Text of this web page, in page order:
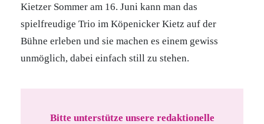
Kietzer Sommer am 16. Juni kann man das
spielfreudige Trio im Köpenicker Kietz auf der
Bühne erleben und sie machen es einem gewiss
unmöglich, dabei einfach still zu stehen.
Bitte unterstütze unsere redaktionelle